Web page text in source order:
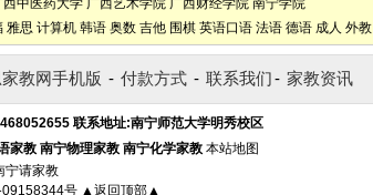
西中医药大学 广西艺术学院 广西财经学院 南宁学院
雅思 计算机 韩语 奥数 吉他 围棋 英语口语 法语 德语 成人 外教
教网手机版 - 付款方式 - 联系我们- 家教资讯
联系地址:南宁师范大学明秀校区
家教 南宁物理家教 南宁化学家教 本站地图
宁请家教
09158344号 ▲返回顶部▲